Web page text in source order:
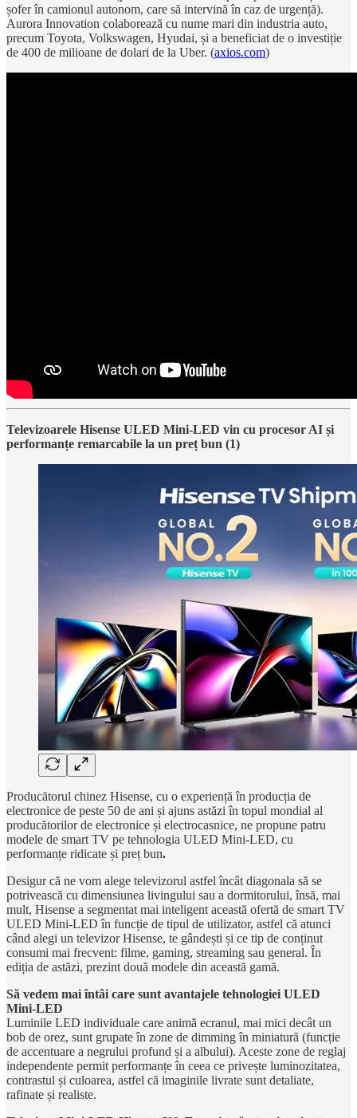
șofer în camionul autonom, care să intervină în caz de urgență).
Aurora Innovation colaborează cu nume mari din industria auto,
precum Toyota, Volkswagen, Hyudai, și a beneficiat de o investiție
de 400 de milioane de dolari de la Uber. (axios.com)
Televizoarele Hisense ULED Mini-LED vin cu procesor AI și
performanțe remarcabile la un preț bun (1)
Producătorul chinez Hisense, cu o experiență în producția de
electronice de peste 50 de ani și ajuns astăzi în topul mondial al
producătorilor de electronice și electrocasnice, ne propune patru
modele de smart TV pe tehnologia ULED Mini-LED, cu
performanțe ridicate și preț bun.
Desigur că ne vom alege televizorul astfel încât diagonala să se
potrivească cu dimensiunea livingului sau a dormitorului, însă, mai
mult, Hisense a segmentat mai inteligent această ofertă de smart TV
ULED Mini-LED în funcție de tipul de utilizator, astfel că atunci
când alegi un televizor Hisense, te gândești și ce tip de conținut
consumi mai frecvent: filme, gaming, streaming sau general. În
ediția de astăzi, prezint două modele din această gamă.
Să vedem mai întâi care sunt avantajele tehnologiei ULED
Mini-LED
Luminile LED individuale care animă ecranul, mai mici decât un
bob de orez, sunt grupate în zone de dimming în miniatură (funcție
de accentuare a negrului profund și a albului). Aceste zone de reglaj
independente permit performanțe în ceea ce privește luminozitatea,
contrastul și culoarea, astfel că imaginile livrate sunt detaliate,
rafinate și realiste.